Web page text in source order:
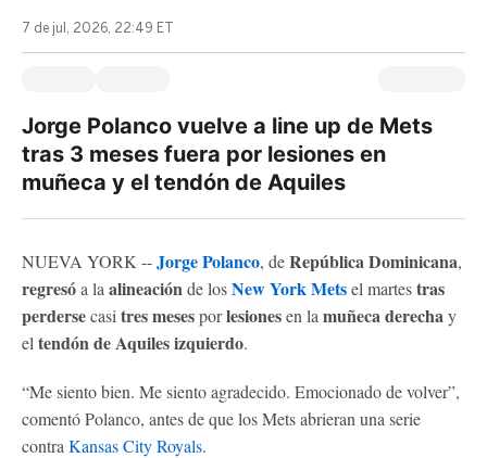
7 de jul, 2026, 22:49 ET
Jorge Polanco vuelve a line up de Mets
tras 3 meses fuera por lesiones en
muñeca y el tendón de Aquiles
NUEVA YORK --Jorge Polanco, deRepública Dominicana,
regresóa la alineaciónde losNew York Metsel martestras
perdersecasi tres mesesporlesionesen la muñeca derechay
el tendón de Aquiles izquierdo.
“Me siento bien. Me siento agradecido. Emocionado de volver”,
comentó Polanco, antes de que los Mets abrieran una serie
contra Kansas City Royals.